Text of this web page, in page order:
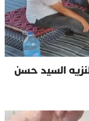
السيد حسن